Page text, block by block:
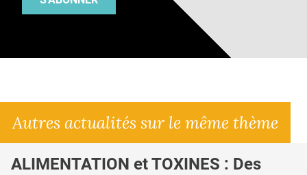
Autres actualités sur le même thème
ALIMENTATION et TOXINES : Des